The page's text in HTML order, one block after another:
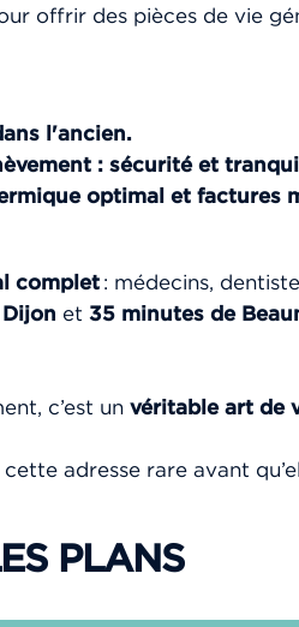
offrir des pièces de vie
l'ancien.
: sécurité et
optimal et factures
complet: médecins,
et 35 minutes de
c’est un véritable art de
cette adresse rare avant
PLANS